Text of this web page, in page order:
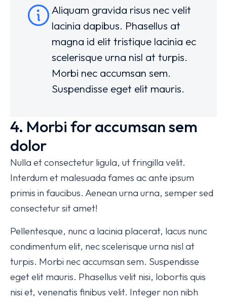
Aliquam gravida risus nec velit
lacinia dapibus. Phasellus at
magna id elit tristique lacinia ec
scelerisque urna nisl at turpis.
Morbi nec accumsan sem.
Suspendisse eget elit mauris.
4. Morbi for accumsan sem
dolor
Nulla et consectetur ligula, ut fringilla velit.
Interdum et malesuada fames ac ante ipsum
primis in faucibus. Aenean urna urna, semper sed
consectetur sit amet!
Pellentesque, nunc a lacinia placerat, lacus nunc
condimentum elit, nec scelerisque urna nisl at
turpis. Morbi nec accumsan sem. Suspendisse
eget elit mauris. Phasellus velit nisi, lobortis quis
nisi et, venenatis finibus velit. Integer non nibh